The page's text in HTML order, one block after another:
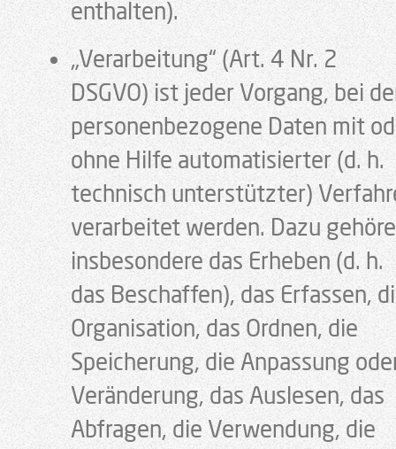
enthalten).
„Verarbeitung“ (Art. 4 Nr. 2
DSGVO) ist jeder Vorgang, bei
personenbezogene Daten mit
ohne Hilfe automatisierter (d. h.
technisch unterstützter)
verarbeitet werden. Dazu
insbesondere das Erheben (d. h.
das Beschaffen), das Erfassen,
Organisation, das Ordnen, die
Speicherung, die Anpassung
Veränderung, das Auslesen, das
Abfragen, die Verwendung, die